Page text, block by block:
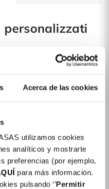
Acerca de las cookies
utilizamos cookies
analíticos y mostrarte
preferencias (por ejemplo,
para más información.
pulsando ‘’Permitir
personalizzati
arrivate le cover per i modelli
soddisfare ogni tua
in tinta unita, ultra
specchio e tante altre.
cover può essere
tue iniziali preferite,